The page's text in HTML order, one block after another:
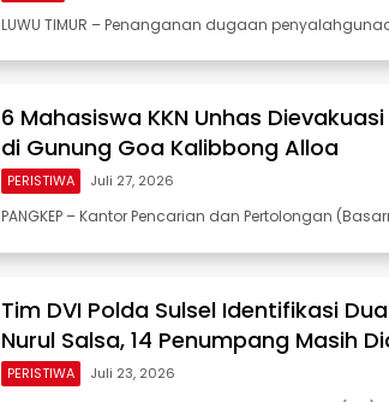
LUWU TIMUR – Penanganan dugaan
6 Mahasiswa KKN Unhas
di Gunung Goa Kalibbong Alloa
PERISTIWA Juli 27, 2026
PANGKEP – Kantor Pencarian dan Pertolongan
Tim DVI Polda Sulsel Identifikasi
Nurul Salsa, 14 Penumpang Masih
PERISTIWA Juli 23, 2026